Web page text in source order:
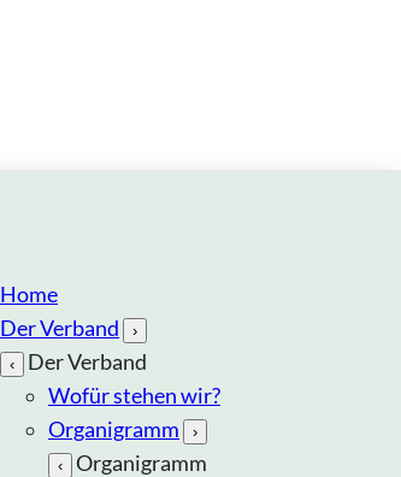
Home
Der Verband
›
‹
Der Verband
Wofür stehen wir?
Organigramm
›
‹
Organigramm